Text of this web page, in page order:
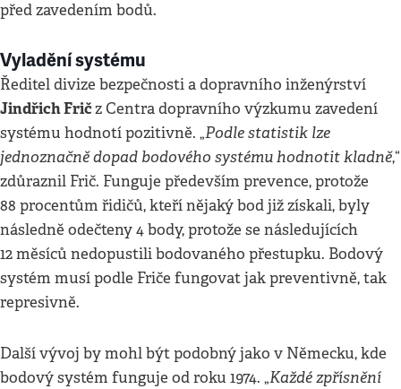
před zavedením bodů.
Vyladění systému
Ředitel divize bezpečnosti a dopravního inženýrství
Jindřich Fričz Centra dopravního výzkumu zavedení
systému hodnotí pozitivně. „Podle statistik lze
jednoznačně dopad bodového systému hodnotit kladně,“
zdůraznil Frič. Funguje především prevence, protože
88 procentům řidičů, kteří nějaký bod již získali, byly
následně odečteny 4 body, protože se následujících
12 měsíců nedopustili bodovaného přestupku. Bodový
systém musí podle Friče fungovat jak preventivně, tak
represivně.
Další vývoj by mohl být podobný jako v Německu, kde
bodový systém funguje od roku 1974. „Každé zpřísnění